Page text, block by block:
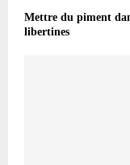
Mettre du piment
libertines